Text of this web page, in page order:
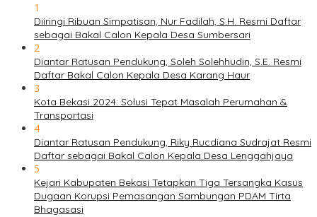
1
Diiringi Ribuan Simpatisan, Nur Fadilah, S.H. Resmi Daftar
sebagai Bakal Calon Kepala Desa Sumbersari
2
Diantar Ratusan Pendukung, Soleh Solehhudin, S.E. Resmi
Daftar Bakal Calon Kepala Desa Karang Haur
3
Kota Bekasi 2024: Solusi Tepat Masalah Perumahan &
Transportasi
4
Diantar Ratusan Pendukung, Riky Rucdiana Sudrajat Resmi
Daftar sebagai Bakal Calon Kepala Desa Lenggahjaya
5
Kejari Kabupaten Bekasi Tetapkan Tiga Tersangka Kasus
Dugaan Korupsi Pemasangan Sambungan PDAM Tirta
Bhagasasi